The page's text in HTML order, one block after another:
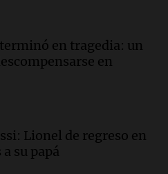
el sueño argentino de
entrevista con Rony
Agostina Vega, tras
"En esa casa
en tragedia: un
en
Lionel de regreso en
su papá